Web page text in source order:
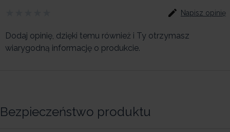
Napisz opinię
Dodaj opinię, dzięki temu również i Ty otrzymasz
wiarygodną informację o produkcie.
Bezpieczeństwo produktu